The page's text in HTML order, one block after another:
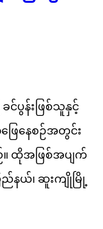
ပွန်းဖြစ်သူနှင့်
ေနေစဉ်အတွင်း
ထိုအဖြစ်အပျက်
ည်နယ်၊ ဆူးကျိုမြို့